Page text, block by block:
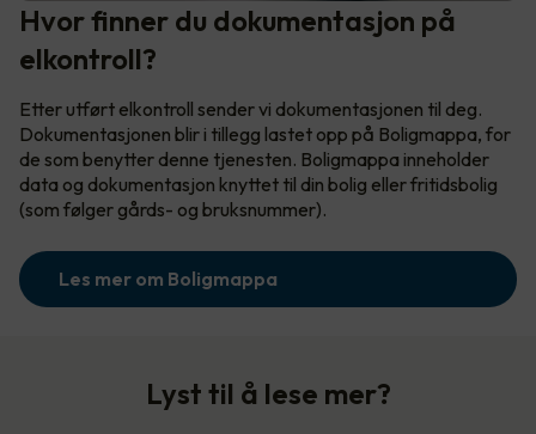
Hvor finner du dokumentasjon på
elkontroll?
Etter utført elkontroll sender vi dokumentasjonen til deg.
Dokumentasjonen blir i tillegg lastet opp på Boligmappa, for
de som benytter denne tjenesten. Boligmappa inneholder
data og dokumentasjon knyttet til din bolig eller fritidsbolig
(som følger gårds- og bruksnummer).
Les mer om Boligmappa
Lyst til å lese mer?